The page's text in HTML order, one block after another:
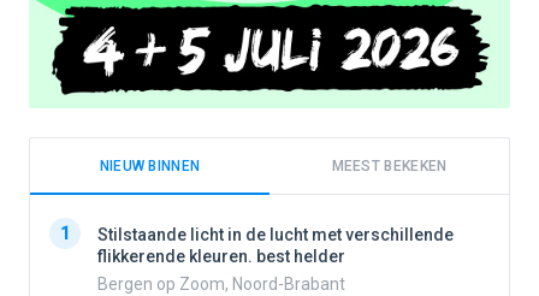
NIEUW BINNEN MEEST BEKEKEN
1
Stilstaande licht in de lucht met verschillende
flikkerende kleuren. best helder
Bergen op Zoom, Noord-Brabant